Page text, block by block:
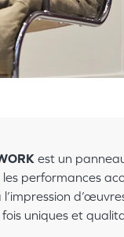
est un
les performances
l’impression
uniques et